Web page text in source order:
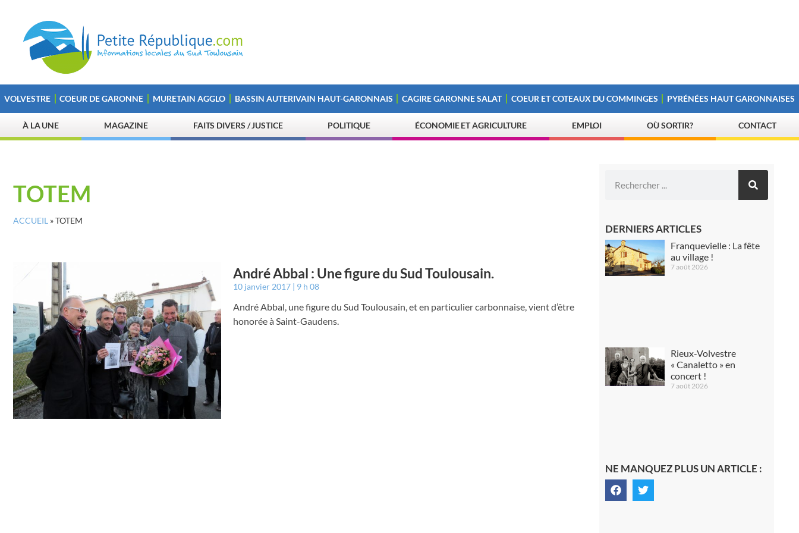
VOLVESTRE COEUR DE GARONNE MURETAIN AGGLO BASSIN AUTERIVAIN HAUT-GARONNAIS CAGIRE GARONNE SALAT COEUR ET COTEAUX DU COMMINGES PYRÉNÉES HAUT GARONNAISES
À LA UNE MAGAZINE FAITS DIVERS / JUSTICE POLITIQUE ÉCONOMIE ET AGRICULTURE EMPLOI OÙ SORTIR? CONTACT
TOTEM
ACCUEIL »TOTEM
André Abbal : Une figure du Sud Toulousain.
10 janvier 2017 9 h 08
André Abbal, une figure du Sud Toulousain, et en particulier carbonnaise, vient d’être
honorée à Saint-Gaudens.
DERNIERS ARTICLES
Franquevielle : La fête
au village !
7 août 2026
Rieux-Volvestre
« Canaletto » en
concert !
7 août 2026
NE MANQUEZ PLUS UN ARTICLE :